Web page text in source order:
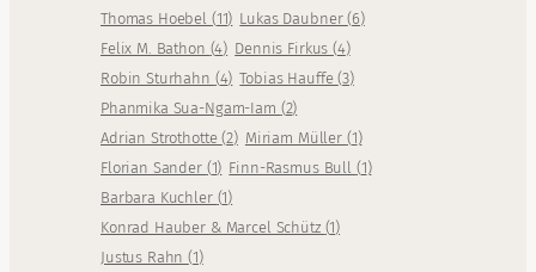
Thomas Hoebel (11) Lukas Daubner(6)
Felix M. Bathon (4) Dennis Firkus(4)
Robin Sturhahn (4) Tobias Hauffe(3)
Phanmika Sua-Ngam-Iam (2)
Adrian Strothotte(2) Miriam Müller (1)
Florian Sander (1) Finn-Rasmus Bull (1)
Barbara Kuchler (1)
Konrad Hauber & Marcel Schütz (1)
Justus Rahn(1)